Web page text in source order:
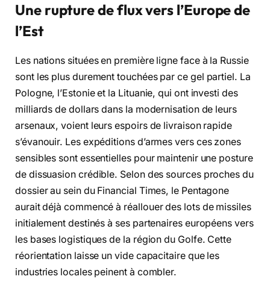
Une rupture de flux vers l’Europe de
l’Est
Les nations situées en première ligne face à la Russie
sont les plus durement touchées par ce gel partiel. La
Pologne, l’Estonie et la Lituanie, qui ont investi des
milliards de dollars dans la modernisation de leurs
arsenaux, voient leurs espoirs de livraison rapide
s’évanouir. Les expéditions d’armes vers ces zones
sensibles sont essentielles pour maintenir une posture
de dissuasion crédible. Selon des sources proches du
dossier au sein du Financial Times, le Pentagone
aurait déjà commencé à réallouer des lots de missiles
initialement destinés à ses partenaires européens vers
les bases logistiques de la région du Golfe. Cette
réorientation laisse un vide capacitaire que les
industries locales peinent à combler.